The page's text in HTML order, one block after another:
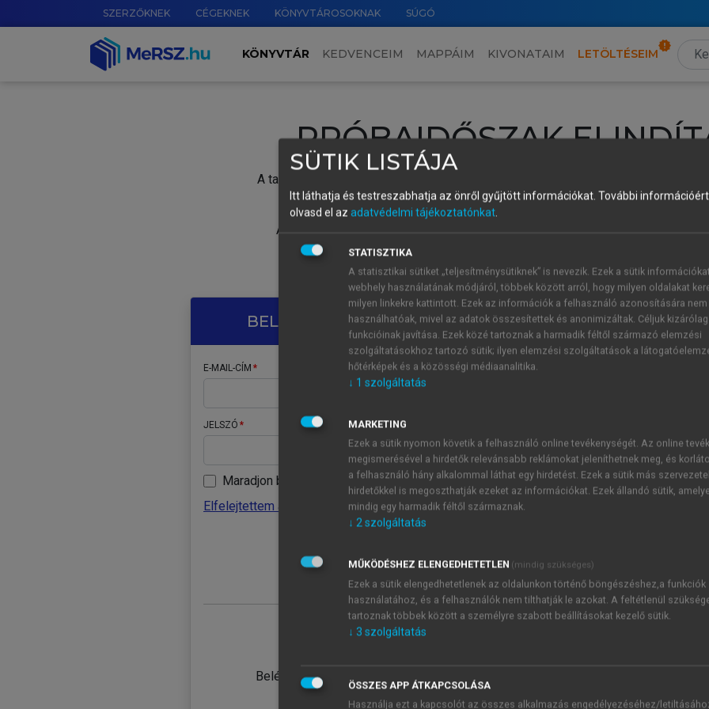
SZERZŐKNEK CÉGEKNEK KÖNYVTÁROSOKNAK SÚGÓ
KÖNYVTÁR KEDVENCEIM MAPPÁIM KIVONATAIM LETÖLTÉSEIM
PRÓBAIDŐSZAK
A tartalom megtekintéséhez lépj be a saját fiókoddal, iskolai azonosítóddal vagy
Új felhasználóként1 óra díjmentes hozzáférésrevagy
A próbaidőszak elindításához,
vagy hozz
A regisztráció után a
BELÉPÉS SAJÁT FIÓKKAL
E-MAIL-CÍM
JELSZÓ
Maradjon belépve
Elfelejtettem a jelszavamat
Belépés intézményi azonosítóval
ÚJ FIÓK
1 óra
JELSZÓ
Kérek értesítést a MeRSZ
Kérek értesítést az
SÜTIK LISTÁJA
Itt láthatja és testreszabhatja az önről gyűjtött információkat. További
olvasd el az adatvédelmi tájékoztatónkat.
STATISZTIKA
A statisztikai sütiket „teljesítménysütiknek” is nevezik. Ezek a sütik
webhely használatának módjáról, többek között arról, hogy milyen oldalakat
milyen linkekre kattintott. Ezek az információk a felhasználó azonosítására nem
használhatóak, mivel az adatok összesítettek és anonimizáltak. Céljuk
funkcióinak javítása. Ezek közé tartoznak a harmadik féltől származó elemzési
szolgáltatásokhoz tartozó sütik; ilyen elemzési szolgáltatások a
hőtérképek és a közösségi médiaanalitika.
↓ 1 szolgáltatás
MARKETING
Ezek a sütik nyomon követik a felhasználó online tevékenységét. Az online
megismerésével a hirdetők relevánsabb reklámokat jeleníthetnek meg, és
a felhasználó hány alkalommal láthat egy hirdetést. Ezek a sütik más
hirdetőkkel is megoszthatják ezeket az információkat. Ezek állandó sütik,
mindig egy harmadik féltől származnak.
↓ 2szolgáltatás
MŰKÖDÉSHEZ ELENGEDHETETLEN (mindig szükséges)
Ezek a sütik elengedhetetlenek az oldalunkon történő böngészéshez,a funkciók
használatához, és a felhasználók nem tilthatják le azokat. A feltétlenül
tartoznak többek között a személyre szabott beállításokat kezelő sütik.
↓ 3 szolgáltatás
ÖSSZES APP ÁTKAPCSOLÁSA
Használja ezt a kapcsolót az összes alkalmazás engedélyezéséhez/